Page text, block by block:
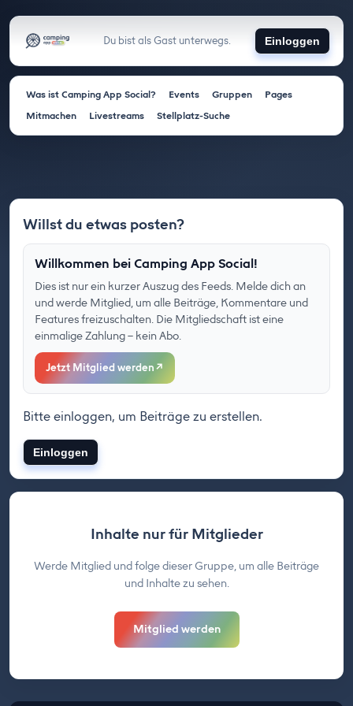
Du bist als Gast unterwegs. Einloggen
Was ist Camping App Social? Events Gruppen
Pages
Mitmachen
Livestreams Stellplatz-Suche
Willst du etwas posten?
Willkommen bei Camping App Social!
Dies ist nur ein kurzer Auszug des Feeds. Melde dich an
und werde Mitglied, um alle Beiträge, Kommentare und
Features freizuschalten. Die Mitgliedschaft ist eine
einmalige Zahlung – kein Abo.
Jetzt Mitglied werden ↗
Bitte einloggen, um Beiträge zu erstellen.
Einloggen
Inhalte nur für Mitglieder
Werde Mitglied und folge dieser Gruppe, um alle Beiträge
und Inhalte zu sehen.
Mitglied werden